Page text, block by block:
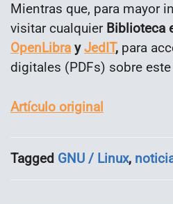
Mientras que, para mayor
visitar cualquier Biblioteca
OpenLibra yJedIT, para
digitales (PDFs) sobre
Artículo original
Tagged GNU / Linux,